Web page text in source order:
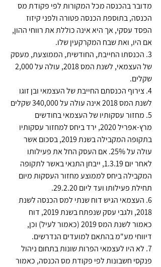
מדובר בהכנסה מכל המקורות לפי פקודת מס
הכנסה, בתוספת הכנסה פטורה ולפני קיזוז
הפסד עסקי, אך היא אינה כוללת את רווחי ההון,
אם היו, ואת שבח המקרקעין שלו.
3. הכנסתו החייבת, החודשית, הממוצעת, מעסק
שקלים.
4. צירוף הכנסתם החייבת של העצמאי ובן זוגו
לשנת המס 2018 אינה עולה על 340,000 שקלים
5. מחזור עסקותיו של העצמאי בחודשים
מרץ-אפריל 2020, ירד ביחס למחזור עסקותיו
בתקופה המקבילה בשנת 2019, בסכום אשר
עולה על 25%. אם העסק החל את פעילותו
לאחר יום 1.3.19, ייבחן התנאי באשר לתקופה
המקבילה ביחס לממוצע מחזור העסקות מיום
תחילת פעילותו ועד ליום 29.2.20.
6. העצמאי הגיש דוח שנתי למס הכנסה לשנת
2018, ולגבי עסק שנפתח בשנת 2019, דוח
כאמור לשנת המס 2019 (כאמור לעיל) וכן,
דיווחי מע"מ בהתאם למועדים הנדרשים.
7. לא היו לעצמאי הפרות שונות בתחום ניהול
פנקסי חשבונות לפי פקודת מס הכנסה, כאמור